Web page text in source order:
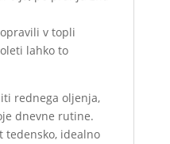
v topli
lahko to
rednega oljenja,
dnevne rutine.
tedensko, idealno